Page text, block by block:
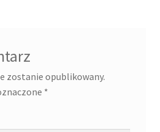
zostanie opublikowany.
*